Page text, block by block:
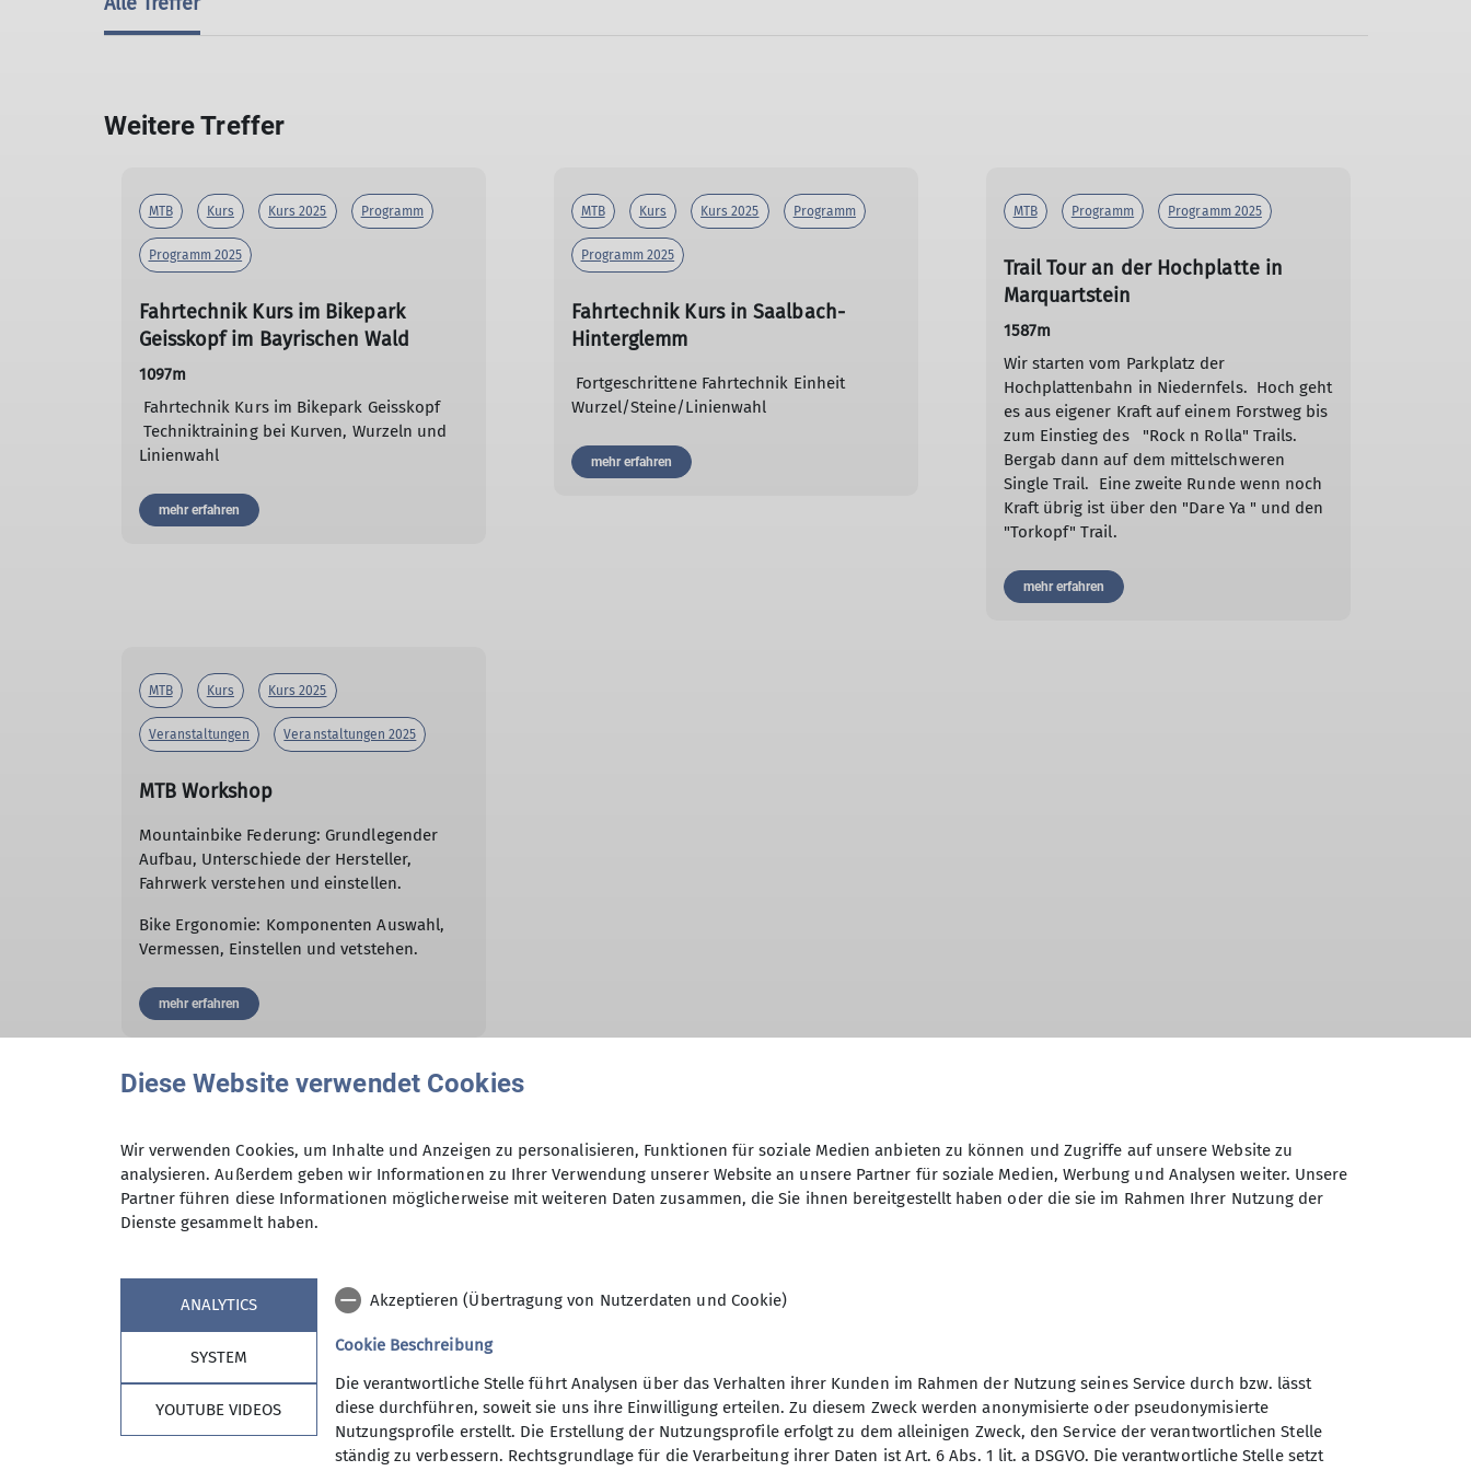
Weitere Treffer
MTB Kurs Kurs 2025 Programm
Programm 2025
Fahrtechnik Kurs im Bikepark
Geisskopf im Bayrischen Wald
1097m
Fahrtechnik Kurs im Bikepark Geisskopf
Techniktraining bei Kurven, Wurzeln und
Linienwahl
mehr erfahren
MTB Kurs Kurs 2025 Programm
Programm 2025
Fahrtechnik Kurs in Saalbach-
Hinterglemm
Fortgeschrittene Fahrtechnik Einheit
Wurzel/Steine/Linienwahl
mehr erfahren
MTB Programm Programm 2025
Trail Tour an der Hochplatte in
Marquartstein
1587m
Wir starten vom Parkplatz der
Hochplattenbahn in Niedernfels. Hoch geht
es aus eigener Kraft auf einem Forstweg bis
zum Einstieg des "Rock n Rolla" Trails.
Bergab dann auf dem mittelschweren
Single Trail. Eine zweite Runde wenn noch
Kraft übrig ist über den "Dare Ya " und den
"Torkopf" Trail.
mehr erfahren
MTB Kurs Kurs 2025
Veranstaltungen Veranstaltungen 2025
MTB Workshop
Mountainbike Federung: Grundlegender
Aufbau, Unterschiede der Hersteller,
Fahrwerk verstehen und einstellen.
Bike Ergonomie: Komponenten Auswahl,
Vermessen, Einstellen und vetstehen.
mehr erfahren
Berichte Berichte 2022 Berichte 2023 Berichte 2024 Berichte 2025 Berichte 2026 Gruppen Kurs Kurs 2023 Kurs 2024 Kurs 2025 Kurs 2026 MTB
News News News 2023
Sektion Aktuelles
News
Sektion Rottal Neumarkt-St.
Veit des Deutschen
Alpenvereins e.V.
Diese Website verwendet Cookies
Wir verwenden Cookies, um Inhalte und Anzeigen zu personalisieren, Funktionen für soziale Medien anbieten zu können und Zugriffe auf unsere Website zu
analysieren. Außerdem geben wir Informationen zu Ihrer Verwendung unserer Website an unsere Partner für soziale Medien, Werbung und Analysen weiter. Unsere
Partner führen diese Informationen möglicherweise mit weiteren Daten zusammen, die Sie ihnen bereitgestellt haben oder die sie im Rahmen Ihrer Nutzung der
Dienste gesammelt haben.
ANALYTICS
SYSTEM
YOUTUBE VIDEOS
Akzeptieren (Übertragung von Nutzerdaten und Cookie)
Cookie Beschreibung
Die verantwortliche Stelle führt Analysen über das Verhalten ihrer Kunden im Rahmen der Nutzung seines Service durch bzw. lässt
diese durchführen, soweit sie uns ihre Einwilligung erteilen. Zu diesem Zweck werden anonymisierte oder pseudonymisierte
Nutzungsprofile erstellt. Die Erstellung der Nutzungsprofile erfolgt zu dem alleinigen Zweck, den Service der verantwortlichen Stelle
ständig zu verbessern. Rechtsgrundlage für die Verarbeitung ihrer Daten ist Art. 6 Abs. 1 lit. a DSGVO. Die verantwortliche Stelle setzt